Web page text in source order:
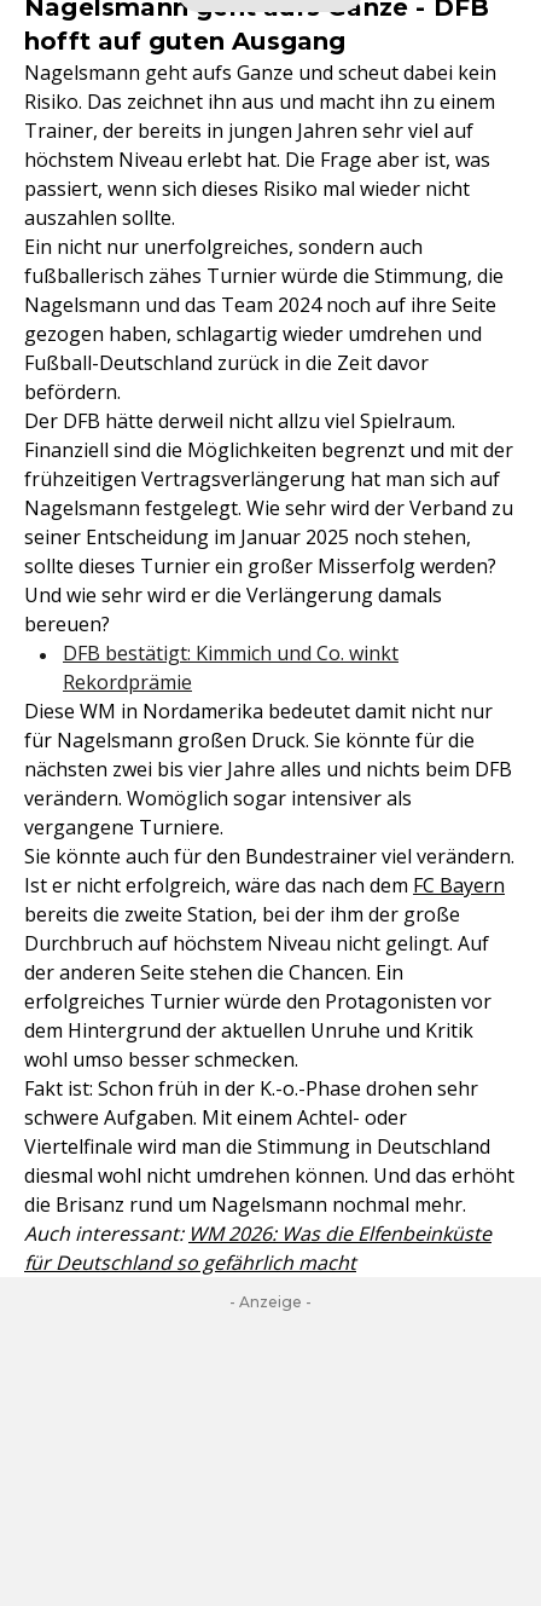
Nagelsmann geht aufs Ganze - DFB
hofft auf guten Ausgang
Nagelsmann geht aufs Ganze und scheut dabei kein
Risiko. Das zeichnet ihn aus und macht ihn zu einem
Trainer, der bereits in jungen Jahren sehr viel auf
höchstem Niveau erlebt hat. Die Frage aber ist, was
passiert, wenn sich dieses Risiko mal wieder nicht
auszahlen sollte.
Ein nicht nur unerfolgreiches, sondern auch
fußballerisch zähes Turnier würde die Stimmung, die
Nagelsmann und das Team 2024 noch auf ihre Seite
gezogen haben, schlagartig wieder umdrehen und
Fußball-Deutschland zurück in die Zeit davor
befördern.
Der DFB hätte derweil nicht allzu viel Spielraum.
Finanziell sind die Möglichkeiten begrenzt und mit der
frühzeitigen Vertragsverlängerung hat man sich auf
Nagelsmann festgelegt. Wie sehr wird der Verband zu
seiner Entscheidung im Januar 2025 noch stehen,
sollte dieses Turnier ein großer Misserfolg werden?
Und wie sehr wird er die Verlängerung damals
bereuen?
DFB bestätigt: Kimmich und Co. winkt
Rekordprämie
Diese WM in Nordamerika bedeutet damit nicht nur
für Nagelsmann großen Druck. Sie könnte für die
nächsten zwei bis vier Jahre alles und nichts beim DFB
verändern. Womöglich sogar intensiver als
vergangene Turniere.
Sie könnte auch für den Bundestrainer viel verändern.
Ist er nicht erfolgreich, wäre das nach dem FC Bayern
bereits die zweite Station, bei der ihm der große
Durchbruch auf höchstem Niveau nicht gelingt. Auf
der anderen Seite stehen die Chancen. Ein
erfolgreiches Turnier würde den Protagonisten vor
dem Hintergrund der aktuellen Unruhe und Kritik
wohl umso besser schmecken.
Fakt ist: Schon früh in der K.-o.-Phase drohen sehr
schwere Aufgaben. Mit einem Achtel- oder
Viertelfinale wird man die Stimmung in Deutschland
diesmal wohl nicht umdrehen können. Und das erhöht
die Brisanz rund um Nagelsmann nochmal mehr.
Auch interessant: WM 2026: Was die Elfenbeinküste
für Deutschland so gefährlich macht
- Anzeige -